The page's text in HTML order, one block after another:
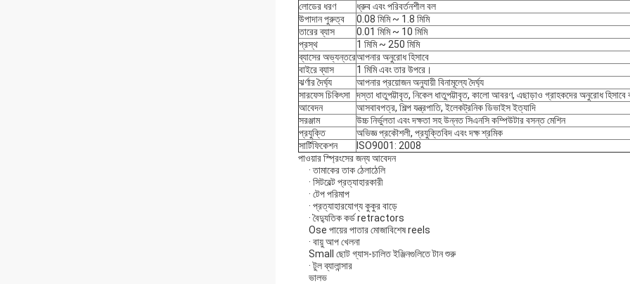
লোডের ধরণ
ধ্রুব এবং পরিবর্তনশীল বল
উপাদান পুরুত্ব
0.08 মিমি ~ 1.8 মিমি
তারের ব্যাস
0.01 মিমি ~ 10 মিমি
প্রস্থ
1 মিমি ~ 250 মিমি
ব্যাসের অভ্যন্তরেআপনার অনুরোধ হিসাবে
বাইরে ব্যাস
1 মিমি এবং তার উপরে।
ঝর্ণার দৈর্ঘ্য
আপনার প্রয়োজন অনুযায়ী বিনামূল্যে দৈর্ঘ্য
সারফেস চিকিৎসা দস্তা ধাতুপট্টাবৃত, নিকেল ধাতুপট্টাবৃত, কালো আবরণ, এছাড়াও গ্রাহকদের অনুরোধ হিসাবে
আবেদন
আসবাবপত্র, শিল্প যন্ত্রপাতি, ইলেকট্রনিক ডিভাইস ইত্যাদি
সরঞ্জাম
উচ্চ নির্ভুলতা এবং দক্ষতা সহ উন্নত সিএনসি কম্পিউটার বসন্ত মেশিন
প্রযুক্তি
অভিজ্ঞ প্রকৌশলী, প্রযুক্তিবিদ এবং দক্ষ শ্রমিক
সার্টিফিকেশন
ISO9001: 2008
পাওয়ার স্প্রিংসের জন্য আবেদন
· তামাকের তাক ঠেলাঠেলি
· সিটবেল্ট প্রত্যাহারকারী
· টেপ পরিমাপ
· প্রত্যাহারযোগ্য কুকুর বাড়ে
· বৈদ্যুতিক কর্ড retractors
Ose পায়ের পাতার মোজাবিশেষ reels
· বায়ু আপ খেলনা
Small ছোট গ্যাস-চালিত ইঞ্জিনগুলিতে টান শুরু
· টুল ব্যালান্সার
ভালভ